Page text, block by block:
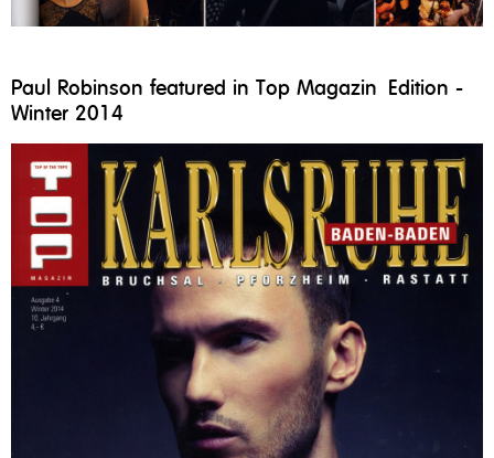
Paul Robinson featured in Top Magazin Edition -
Winter 2014